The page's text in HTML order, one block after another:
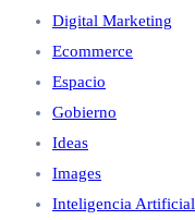
Digital Marketing
Ecommerce
Espacio
Gobierno
Ideas
Images
Inteligencia Artificial